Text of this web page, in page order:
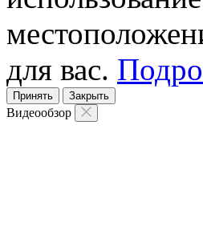
для вас.
Принять Закрыть
Видеообзор